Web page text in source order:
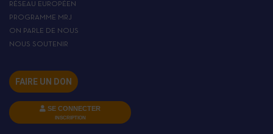
RÉSEAU EUROPÉEN
PROGRAMME MRJ
ON PARLE DE NOUS
NOUS SOUTENIR
FAIRE UN DON
SE CONNECTER
INSCRIPTION